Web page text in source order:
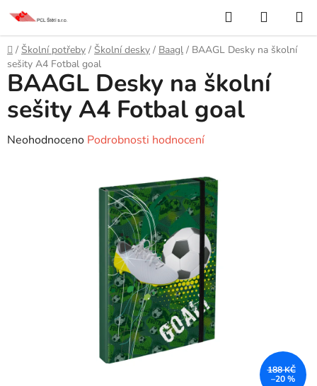
Přejít
obsah
Hledat
KOŠÍK
Domů
/ Školní potřeby / Školní desky / Baagl / BAAGL Desky na školní
sešity A4 Fotbal goal
BAAGL Desky na školní
sešity A4 Fotbal goal
Průměrné
Neohodnoceno Podrobnosti hodnocení
188 KČ
–20 %